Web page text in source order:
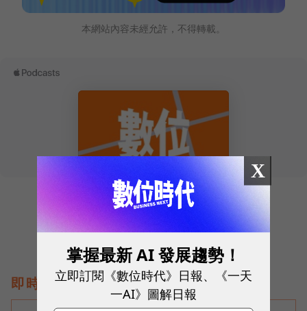
本網站內容未經允許，不得轉載。
即時熱門文章
X
掌握最新 AI 發展趨勢！
立即訂閱《數位時代》日報、《一天
一AI》圖解日報